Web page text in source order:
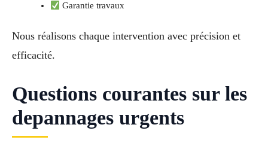
Garantie travaux
Nous réalisons chaque intervention avec précision et
efficacité.
Questions courantes sur les
depannages urgents